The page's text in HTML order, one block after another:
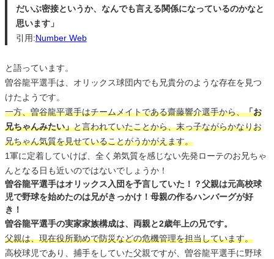
だいぶ密接というか、なんでも言える関係になっているのかなと
思います」
引用:Number Web
と語っています。
曽谷龍平選手は、オリックス球団内でも兄貴分のような存在を見つ
けたようです。
一方、曽谷龍平選手はチームメイトである齋藤響介選手から、「お
兄ちゃんみたい」と言われていたことから、末っ子ながらかなりお
兄ちゃん気質を見せていることがうかがえます。
1軍に定着していけば、全く弟気質を感じない先発ローテのお兄ちゃ
んとなる日も近いのではないでしょうか！
曽谷龍平選手はオリックス入団を予言していた！？父親は元高校球
児で野球を始めたのは兄がきっかけ！母親の作るハンバーグが好
き！
曽谷龍平選手の実家家族構成は、両親と2歳年上の兄です。
父親は、現在役所勤めで防災などの危機管理を担当しています。
高校球児であり、捕手をしていた父親ですが、曽谷龍平選手に野球